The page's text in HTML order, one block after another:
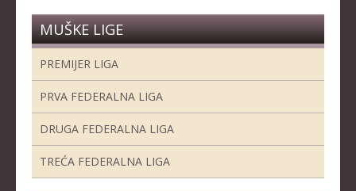
ŽENSKA JUNIORSKA REPREZENTACIJA
MUŠKA KADETSKA REPREZENTACIJA
RANG LISTE
SENIORI
MUŠKE LIGE
PREMIJER LIGA
PRVA FEDERALNA LIGA
DRUGA FEDERALNA LIGA
TREĆA FEDERALNA LIGA